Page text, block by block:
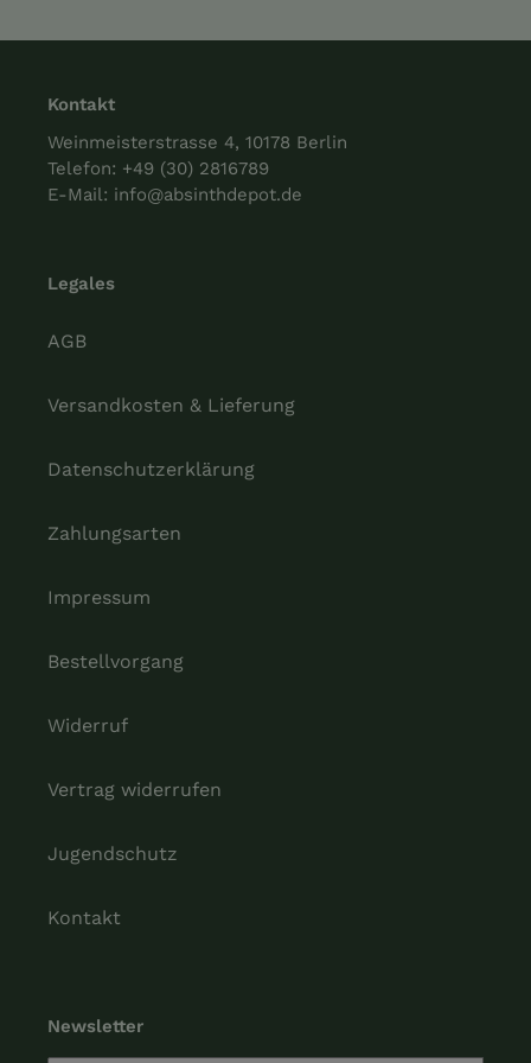
Kontakt
Weinmeisterstrasse 4, 10178 Berlin
Telefon: +49 (30) 2816789
E-Mail: info@absinthdepot.de
Legales
AGB
Versandkosten & Lieferung
Datenschutzerklärung
Zahlungsarten
Impressum
Bestellvorgang
Widerruf
Vertrag widerrufen
Jugendschutz
Kontakt
Newsletter